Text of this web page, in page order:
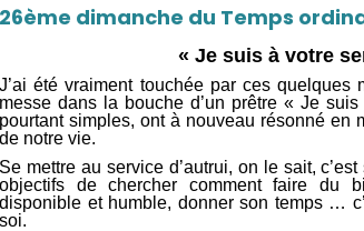
26ème dimanche du Temps
« Je suis à votre
J’ai été vraiment touchée par ces quelques
messe dans la bouche d’un prêtre « Je
pourtant simples, ont à nouveau résonné en
de notre vie.
Se mettre au service d’autrui, on le sait,
objectifs de chercher comment faire du
disponible et humble, donner son temps …
soi.